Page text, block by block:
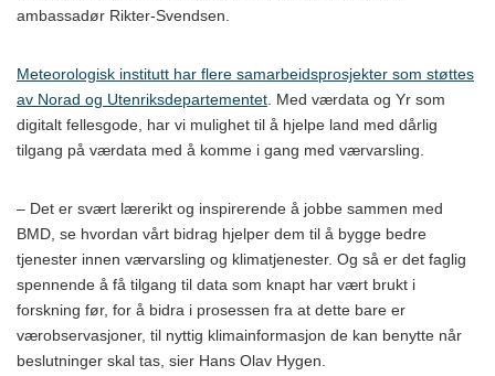
ambassadør Rikter-Svendsen.
Meteorologisk institutt har flere samarbeidsprosjekter som støttes
av Norad og Utenriksdepartementet . Med værdata og Yr som
digitalt fellesgode, har vi mulighet til å hjelpe land med dårlig
tilgang på værdata med å komme i gang med værvarsling.
– Det er svært lærerikt og inspirerende å jobbe sammen med
BMD, se hvordan vårt bidrag hjelper dem til å bygge bedre
tjenester innen værvarsling og klimatjenester. Og så er det faglig
spennende å få tilgang til data som knapt har vært brukt i
forskning før, for å bidra i prosessen fra at dette bare er
værobservasjoner, til nyttig klimainformasjon de kan benytte når
beslutninger skal tas, sier Hans Olav Hygen.